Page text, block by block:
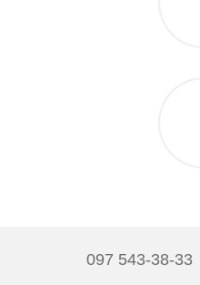
097 543-38-33